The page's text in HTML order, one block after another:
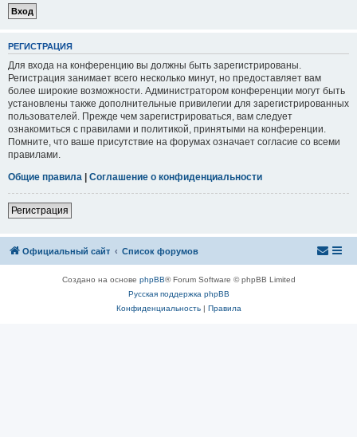
РЕГИСТРАЦИЯ
Для входа на конференцию вы должны быть зарегистрированы.
Регистрация занимает всего несколько минут, но предоставляет вам
более широкие возможности. Администратором конференции могут быть
установлены также дополнительные привилегии для зарегистрированных
пользователей. Прежде чем зарегистрироваться, вам следует
ознакомиться с правилами и политикой, принятыми на конференции.
Помните, что ваше присутствие на форумах означает согласие со всеми
правилами.
Общие правила | Соглашение о конфиденциальности
Регистрация
Официальный сайт Список форумов
Создано на основе phpBB® Forum Software © phpBB Limited
Русская поддержка phpBB
Конфиденциальность| Правила